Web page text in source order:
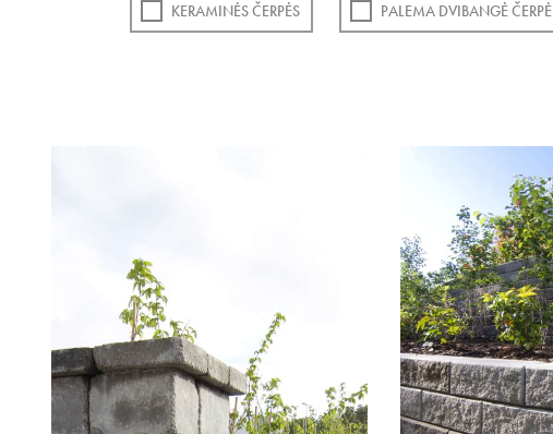
KERAMINĖS ČERPĖS PALEMA DVIBANGĖ ČERPĖ